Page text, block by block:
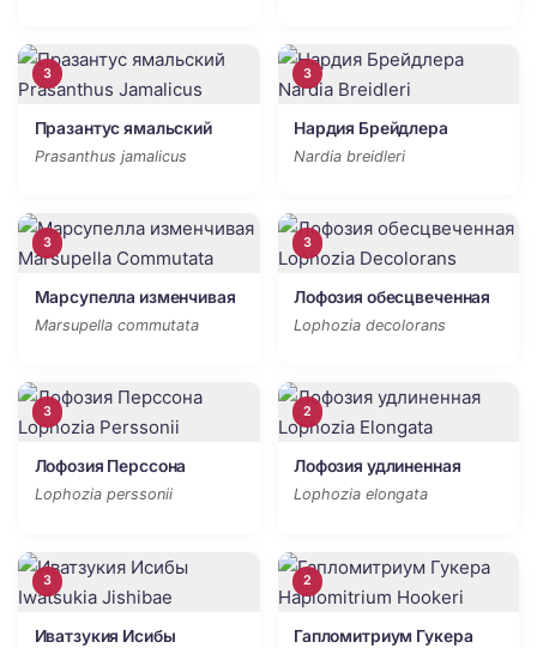
3
Празантус ямальский
Prasanthus jamalicus
3
Нардия Брейдлера
Nardia breidleri
3
Марсупелла изменчивая
Marsupella commutata
3
Лофозия обесцвеченная
Lophozia decolorans
3
Лофозия Перссона
Lophozia perssonii
2
Лофозия удлиненная
Lophozia elongata
3
Иватзукия Исибы
2
Гапломитриум Гукера